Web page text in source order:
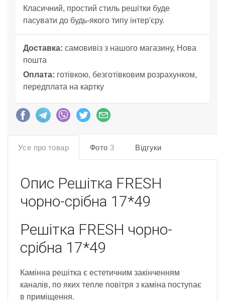
Класичний, простий стиль решітки буде
пасувати до будь-якого типу інтер'єру.
Доставка: самовивіз з нашого магазину, Нова
пошта
Оплата: готівкою, безготівковим розрахунком,
передплата на картку
Усе про товар Фото 3 Відгуки
Опис Решітка FRESH
чорно-срібна 17*49
Решітка FRESH чорно-
срібна 17*49
Камінна решітка є естетичним закінченням
каналів, по яких тепле повітря з каміна поступає
в приміщення.